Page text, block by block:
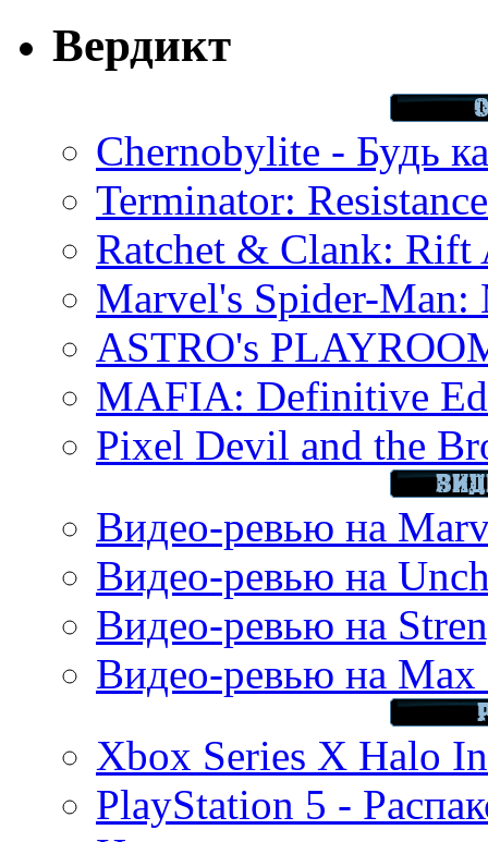
Вердикт
Chernobylite - Будь
Terminator:
Ratchet & Clank: Rift
Marvel's Spider-Man:
ASTRO's
MAFIA: Definitive
Pixel Devil and the
Видео-ревью на
Видео-ревью на
Видео-ревью на
Видео-ревью на Max
Xbox Series X Halo
PlayStation 5 -